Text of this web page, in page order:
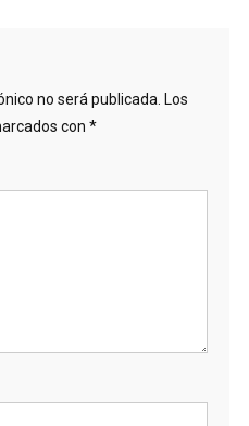
no será publicada. Los
con *